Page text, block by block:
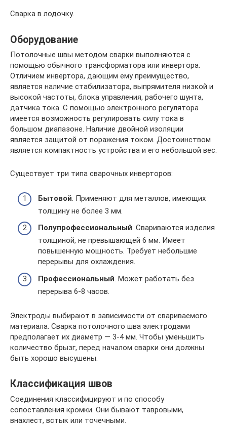
Сварка в лодочку.
Оборудование
Потолочные швы методом сварки выполняются с
помощью обычного трансформатора или инвертора.
Отличием инвертора, дающим ему преимущество,
является наличие стабилизатора, выпрямителя низкой и
высокой частоты, блока управления, рабочего шунта,
датчика тока. С помощью электронного регулятора
имеется возможность регулировать силу тока в
большом диапазоне. Наличие двойной изоляции
является защитой от поражения током. Достоинством
является компактность устройства и его небольшой вес.
Существует три типа сварочных инверторов:
Бытовой. Применяют для металлов, имеющих
толщину не более 3 мм.
Полупрофессиональный. Свариваются изделия
толщиной, не превышающей 6 мм. Имеет
повышенную мощность. Требует небольшие
перерывы для охлаждения.
Профессиональный. Может работать без
перерыва 6-8 часов.
Электроды выбирают в зависимости от свариваемого
материала. Сварка потолочного шва электродами
предполагает их диаметр — 3-4 мм. Чтобы уменьшить
количество брызг, перед началом сварки они должны
быть хорошо высушены.
Классификация швов
Соединения классифицируют и по способу
сопоставления кромки. Они бывают тавровыми,
внахлест, встык или точечными.